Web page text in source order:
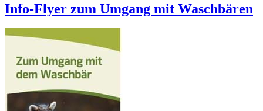
Info-Flyer zum Umgang mit Waschbären